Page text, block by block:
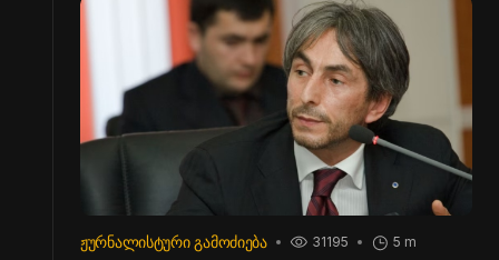
ᲟᲣᲠᲜᲐᲚᲘᲡᲢᲣᲠᲘ ᲒᲐᲛᲝᲫᲘᲔᲑᲐ 31195 5 m